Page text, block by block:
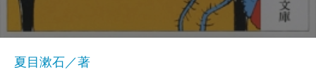
夏目漱石／著